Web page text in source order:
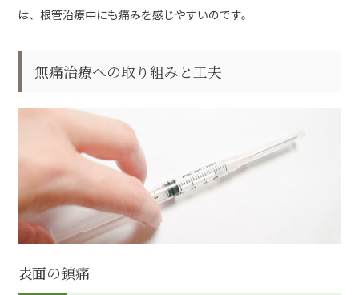
は、根管治療中にも痛みを感じやすいのです。
無痛治療への取り組みと工夫
表面の鎮痛